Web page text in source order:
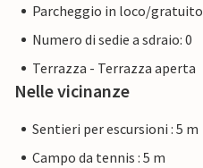
Parcheggio in loco/gratuito
Numero di sedie a sdraio: 0
Terrazza - Terrazza aperta
Nelle vicinanze
Sentieri per escursioni : 5 m
Campo da tennis : 5 m